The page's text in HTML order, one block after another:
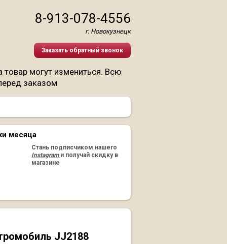
8-913-078-4556
г. Новокузнецк
Заказать обратный звонок
могут измениться. Всю
заказом
месяца
Стань подписчиком нашего
Instagram и получай скидку в
магазине
JJ2188